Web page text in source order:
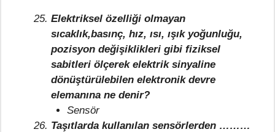
Elektriksel özelliği olmayan
sıcaklık,basınç, hız, ısı, ışık yoğunluğu,
pozisyon değişiklikleri gibi fiziksel
sabitleri ölçerek elektrik sinyaline
dönüştürülebilen elektronik devre
elemanına ne denir?
Sensör
Taşıtlarda kullanılan sensörlerden ………